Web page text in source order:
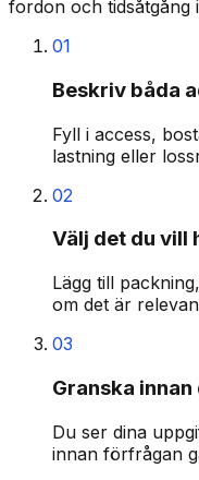
fordon och tidsåtgång
01
Beskriv båda
Fyll i access,
lastning eller
02
Välj det du vill
Lägg till
om det är
03
Granska
Du ser dina
innan förfrågan